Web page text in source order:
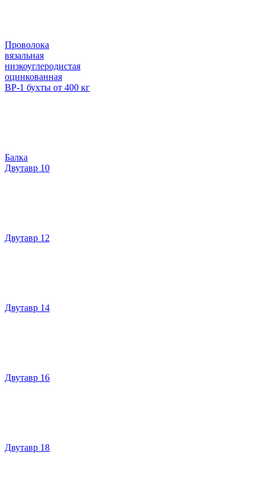
Проволока
вязальная
низкоуглеродистая
оцинкованная
ВР-1 бухты от 400 кг
Балка
Двутавр 10
Двутавр 12
Двутавр 14
Двутавр 16
Двутавр 18